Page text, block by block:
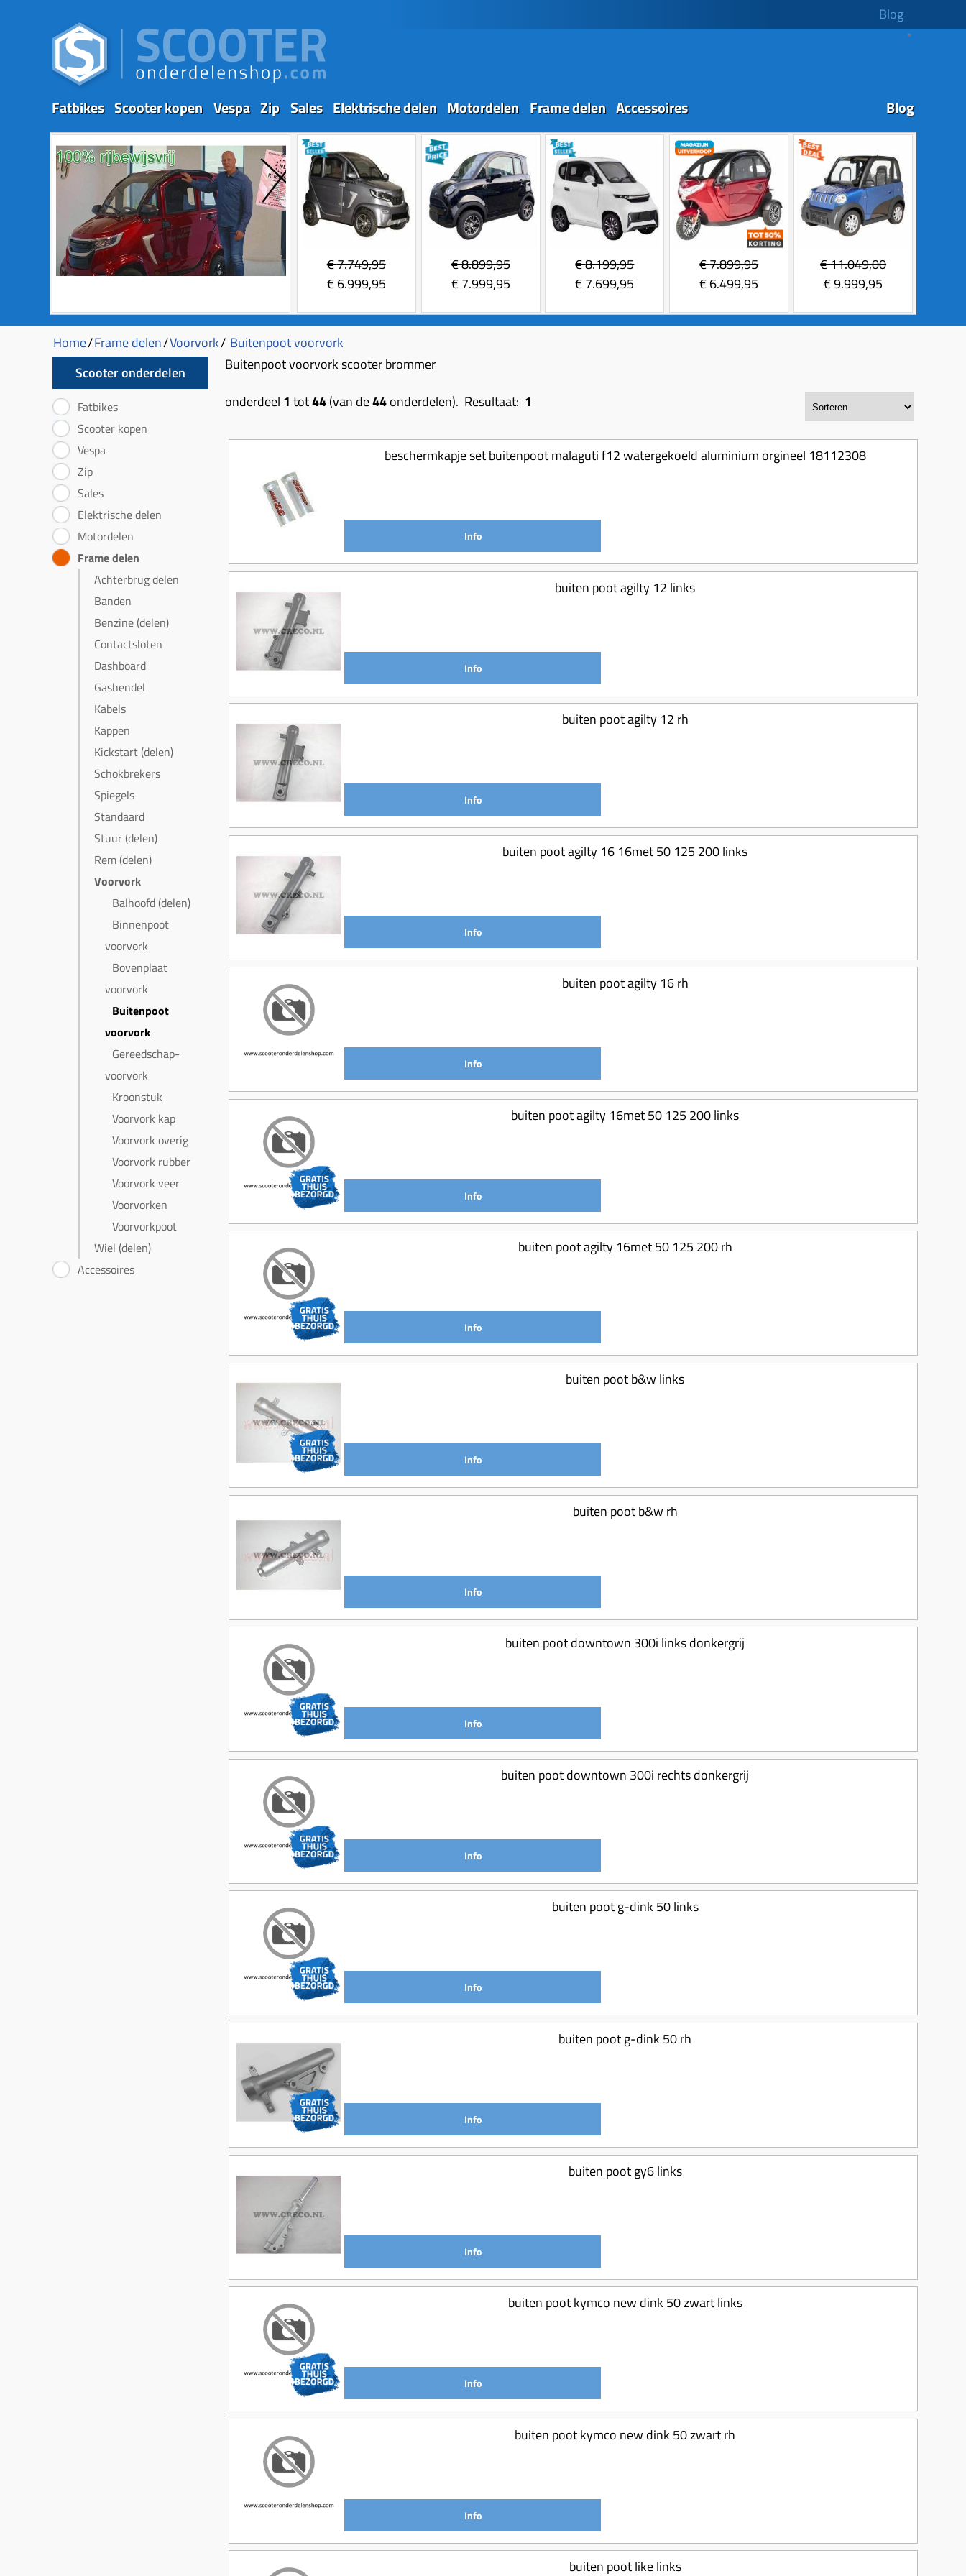
Blog
Fatbikes Scooter kopen Vespa Zip Sales Elektrische delen Motordelen Frame delen Accessoires Blog
€7.749,95
€6.999,95
€8.899,95
€7.999,95
€8.199,95
€7.699,95
€7.899,95
€6.499,95
€11.049,00
€9.999,95
Home/Frame delen/Voorvork/ Buitenpoot voorvork
Scooter onderdelen
Fatbikes
Scooter kopen
Vespa
Zip
Sales
Elektrische delen
Motordelen
Frame delen
Achterbrug delen
Banden
Benzine (delen)
Contactsloten
Dashboard
Gashendel
Kabels
Kappen
Kickstart (delen)
Schokbrekers
Spiegels
Standaard
Stuur (delen)
Rem (delen)
Voorvork
Balhoofd (delen)
Binnenpoot
voorvork
Bovenplaat
voorvork
Buitenpoot
voorvork
Gereedschap-
voorvork
Kroonstuk
Voorvork kap
Voorvork overig
Voorvork rubber
Voorvork veer
Voorvorken
Voorvorkpoot
Wiel (delen)
Accessoires
Buitenpoot voorvork scooter brommer
onderdeel 1 tot44(van de44onderdelen). Resultaat: 1
beschermkapje set buitenpoot malaguti f12 watergekoeld aluminium orgineel 18112308
Info
buiten poot agilty 12 links
Info
buiten poot agilty 12 rh
Info
buiten poot agilty 16 16met 50 125 200 links
Info
buiten poot agilty 16 rh
Info
buiten poot agilty 16met 50 125 200 links
Info
buiten poot agilty 16met 50 125 200 rh
Info
buiten poot b&w links
Info
buiten poot b&w rh
Info
buiten poot downtown 300i links donkergrij
Info
buiten poot downtown 300i rechts donkergrij
Info
buiten poot g-dink 50 links
Info
buiten poot g-dink 50 rh
Info
buiten poot gy6 links
Info
buiten poot kymco new dink 50 zwart links
Info
buiten poot kymco new dink 50 zwart rh
Info
buiten poot like links